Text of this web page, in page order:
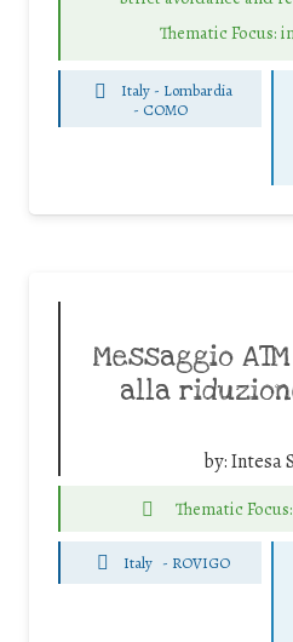
Thematic Focus:
Italy - Lombardia
- COMO
Messaggio
alla
by:Intesa
Thematic
Italy - ROVIGO